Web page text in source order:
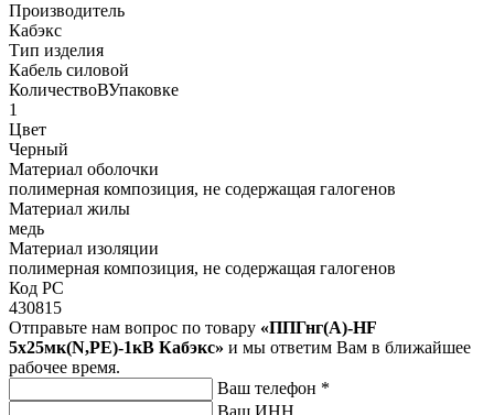
Производитель
Кабэкс
Тип изделия
Кабель силовой
КоличествоВУпаковке
1
Цвет
Черный
Материал оболочки
полимерная композиция, не содержащая галогенов
Материал жилы
медь
Материал изоляции
полимерная композиция, не содержащая галогенов
Код РС
430815
Отправьте нам вопрос по товару «ППГнг(А)-HF
5х25мк(N,PE)-1кВ Кабэкс» и мы ответим Вам в ближайшее
рабочее время.
Ваш телефон *